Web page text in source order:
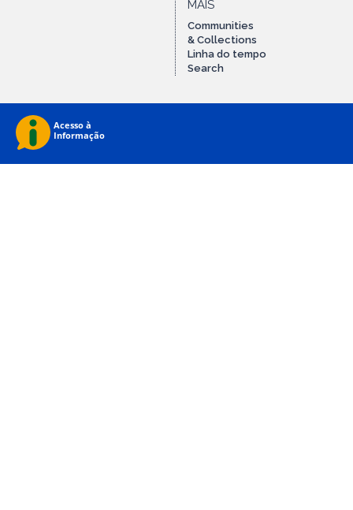
MAIS
Communities
& Collections
Linha do tempo
Search